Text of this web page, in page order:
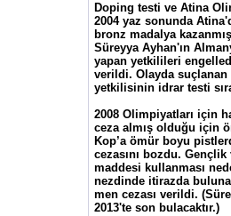
Doping testi ve Atina
2004 yaz sonunda
bronz madalya
Süreyya Ayhan'ın
yapan yetkilileri
verildi. Olayda suçlanan
yetkilisinin idrar testi
2008 Olimpiyatları için
ceza almış olduğu için
Kop’a ömür boyu
cezasını bozdu.
maddesi kullanması
nezdinde itirazda
men cezası verildi.
2013'te son bulacaktır.)